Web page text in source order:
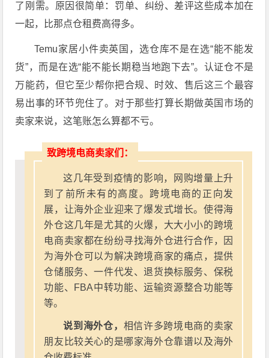
了刚需。原因很简单：罚单、纠纷、差评这些成本加在
一起，比那点仓租费高得多。
Temu家居小件卖英国，选仓库不是在选“能不能发
货”，而是在选“能不能长期稳当地跑下去”。认证仓不是
万能药，但它至少帮你把合规、时效、售后这三个最容
易出事的环节兜住了。对于那些打算长期做英国市场的
卖家来说，这笔账怎么算都不亏。
致跨境电商卖家们：
这几年受到疫情的影响，网购增量上升
到了前所未有的高度。跨境电商的正向发
展，让海外企业迎来了爆发式增长。使得海
外仓这几年是尤其的火爆，大大小小的跨境
电商卖家都在纷纷寻找海外仓进行合作，因
为海外仓可以为解决跨境商家的痛点，提供
仓储服务、一件代发、退货换标服务、保税
功能、FBA中转功能、运输资源整合功能等
等。
说到海外仓， 相信许多跨境电商的卖家
朋友比较关心的是哪家海外仓靠谱以及海外